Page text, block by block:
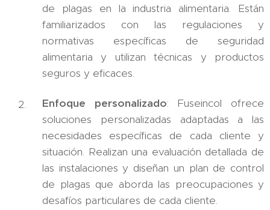
de plagas en la industria alimentaria. Están
familiarizados con las regulaciones y
normativas específicas de seguridad
alimentaria y utilizan técnicas y productos
seguros y eficaces.
Enfoque personalizado: Fuseincol ofrece
soluciones personalizadas adaptadas a las
necesidades específicas de cada cliente y
situación. Realizan una evaluación detallada de
las instalaciones y diseñan un plan de control
de plagas que aborda las preocupaciones y
desafíos particulares de cada cliente.